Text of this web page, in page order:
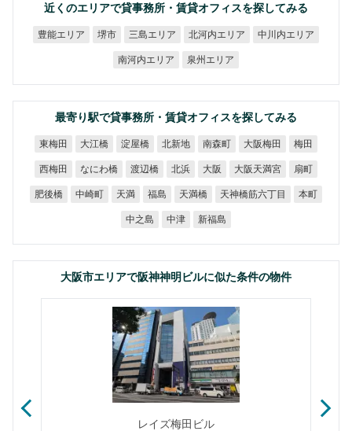
近くのエリアで貸事務所・賃貸オフィスを探してみる
豊能エリア 堺市 三島エリア 北河内エリア 中川内エリア
南河内エリア 泉州エリア
最寄り駅で貸事務所・賃貸オフィスを探してみる
東梅田 大江橋 淀屋橋 北新地 南森町 大阪梅田 梅田
西梅田 なにわ橋 渡辺橋 北浜 大阪 大阪天満宮 扇町
肥後橋 中崎町 天満 福島 天満橋 天神橋筋六丁目 本町
中之島 中津 新福島
大阪市エリアで阪神神明ビルに似た条件の物件
レイズ梅田ビル